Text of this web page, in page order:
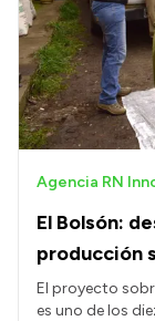
El Bolsón:
producción
Agencia RN
El proyecto
es uno de los